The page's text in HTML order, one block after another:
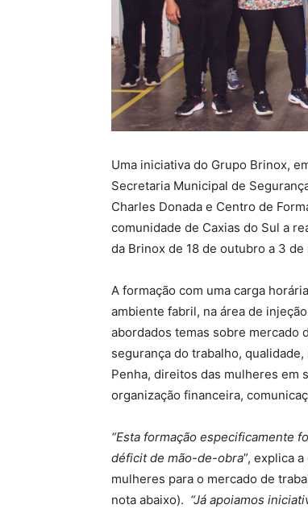
Uma iniciativa do Grupo Brinox,
Secretaria Municipal de
Charles Donada e Centro de
comunidade de Caxias do Sul a
da Brinox de 18 de outubro a 3 de
A formação com uma carga
ambiente fabril, na área de
abordados temas sobre mercado
segurança do trabalho,
Penha, direitos das mulheres em
organização financeira,
“Esta formação especificamente
déficit de mão-de-obra”, explica
mulheres para o mercado de
nota abaixo). “Já apoiamos